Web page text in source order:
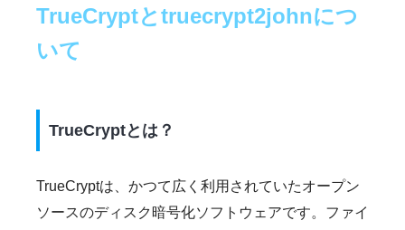
TrueCryptとtruecrypt2johnにつ
いて
TrueCryptとは？
TrueCryptは、かつて広く利用されていたオープン
ソースのディスク暗号化ソフトウェアです。ファイ